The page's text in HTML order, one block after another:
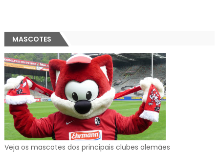
MASCOTES
Veja os mascotes dos principais clubes alemães